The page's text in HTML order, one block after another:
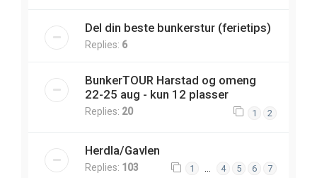
Del din beste bunkerstur (ferietips)
Replies: 6
BunkerTOUR Harstad og omeng
22-25 aug - kun 12 plasser
Replies: 20 1 2
Herdla/Gavlen
Replies: 103 1 4 5 6 7